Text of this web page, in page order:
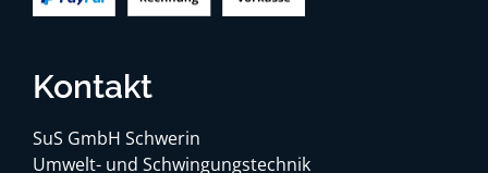
Kontakt
SuS GmbH Schwerin
Umwelt- und Schwingungstechnik